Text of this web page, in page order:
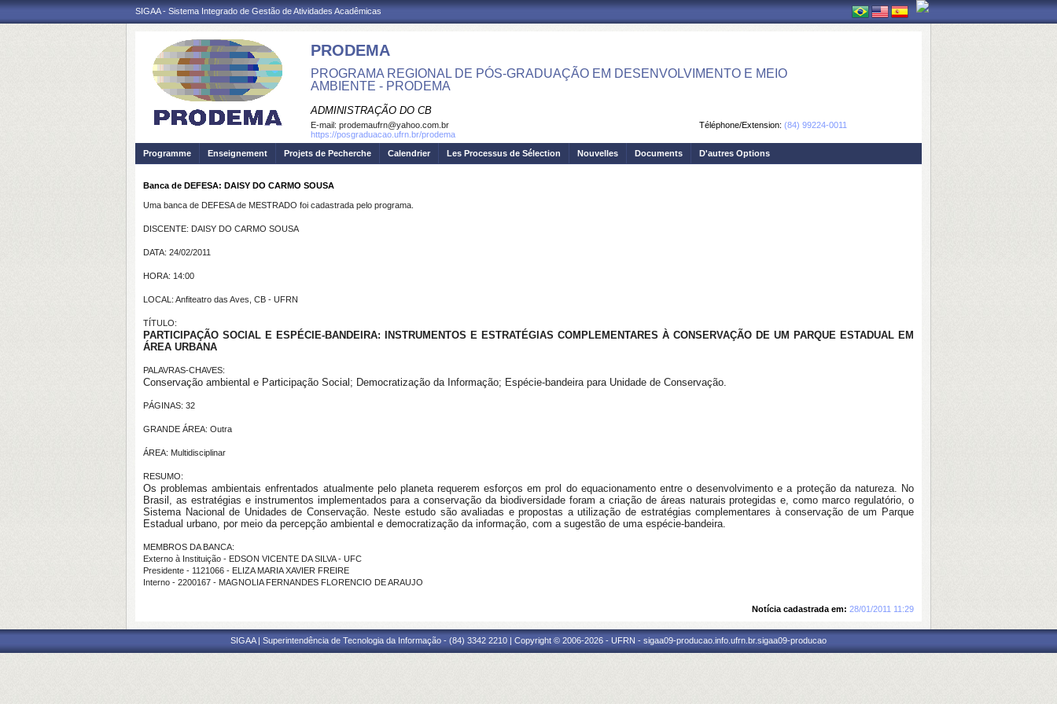
SIGAA - Sistema Integrado de Gestão de Atividades Acadêmicas
PRODEMA
PROGRAMA REGIONAL DE PÓS-GRADUAÇÃO EM DESENVOLVIMENTO E MEIO
AMBIENTE - PRODEMA
ADMINISTRAÇÃO DO CB
Téléphone/Extension: (84) 99224-0011
E-mail: prodemaufrn@yahoo.com.br
https://posgraduacao.ufrn.br/prodema
Programme
Enseignement Projets de Pecherche Calendrier Les Processus de Sélection Nouvelles Documents D'autres Options
Banca de DEFESA: DAISY DO CARMO SOUSA
Uma banca de DEFESA de MESTRADO foi cadastrada pelo programa.
DISCENTE: DAISY DO CARMO SOUSA
DATA: 24/02/2011
HORA: 14:00
LOCAL: Anfiteatro das Aves, CB - UFRN
TÍTULO:
PARTICIPAÇÃO SOCIAL E ESPÉCIE-BANDEIRA: INSTRUMENTOS E ESTRATÉGIAS COMPLEMENTARES À CONSERVAÇÃO DE UM PARQUE ESTADUAL EM
ÁREA URBANA
PALAVRAS-CHAVES:
Conservação ambiental e Participação Social; Democratização da Informação; Espécie-bandeira para Unidade de Conservação.
PÁGINAS: 32
GRANDE ÁREA: Outra
ÁREA: Multidisciplinar
RESUMO:
Os problemas ambientais enfrentados atualmente pelo planeta requerem esforços em prol do equacionamento entre o desenvolvimento e a proteção da natureza. No
Brasil, as estratégias e instrumentos implementados para a conservação da biodiversidade foram a criação de áreas naturais protegidas e, como marco regulatório, o
Sistema Nacional de Unidades de Conservação. Neste estudo são avaliadas e propostas a utilização de estratégias complementares à conservação de um Parque
Estadual urbano, por meio da percepção ambiental e democratização da informação, com a sugestão de uma espécie-bandeira.
MEMBROS DA BANCA:
Externo à Instituição - EDSON VICENTE DA SILVA - UFC
Presidente - 1121066 - ELIZA MARIA XAVIER FREIRE
Interno - 2200167 - MAGNOLIA FERNANDES FLORENCIO DE ARAUJO
Notícia cadastrada em: 28/01/2011 11:29
SIGAA | Superintendência de Tecnologia da Informação - (84) 3342 2210 | Copyright © 2006-2026 - UFRN - sigaa09-producao.info.ufrn.br.sigaa09-producao